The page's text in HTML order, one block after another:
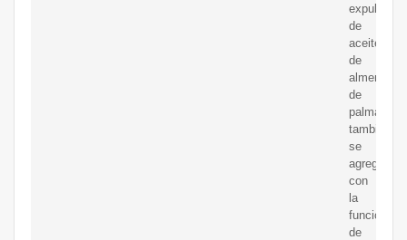
expulsora
de
aceite
de
almendra
de
palma
también
se
agrega
con
la
función
de